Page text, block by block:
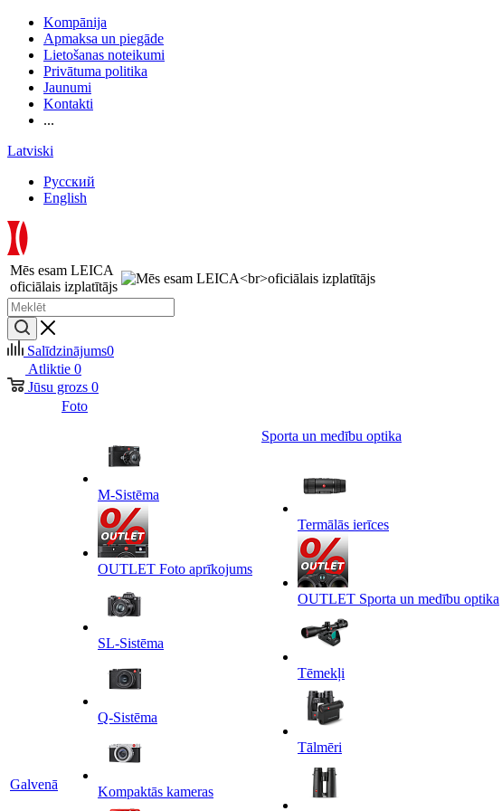
Kompānija
Apmaksa un piegāde
Lietošanas noteikumi
Privātuma politika
Jaunumi
Kontakti
...
Latviski
Русский
English
Mēs esam LEICA
oficiālais izplatītājs
Salīdzinājums0
Atliktie 0
Jūsu grozs 0
Galvenā
Foto
M-Sistēma
OUTLET Foto aprīkojums
SL-Sistēma
Q-Sistēma
Kompaktās kameras
Sporta un medību optika
Termālās ierīces
OUTLET Sporta un medību optika
Tēmekļi
Tālmēri